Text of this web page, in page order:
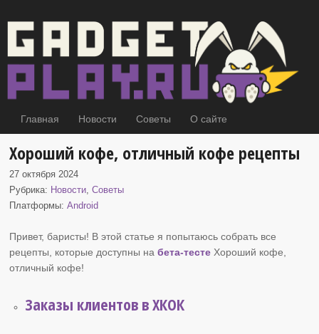
Главная Новости Советы О сайте
Хороший кофе, отличный кофе рецепты
27 октября 2024
Рубрика: Новости,Советы
Платформы:Android
Привет, баристы! В этой статье я попытаюсь собрать все
рецепты, которые доступны набета-тесте Хороший кофе
отличный кофе!
Заказы клиентов в ХКОК